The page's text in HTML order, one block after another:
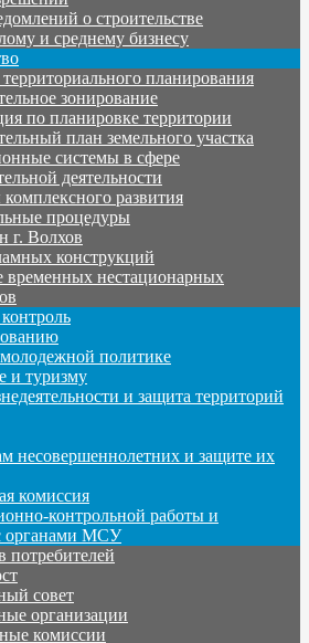
о строительстве
и среднему бизнесу
планирования
зонирование
по планировке территории
план земельного участка
системы в сфере
деятельности
развития
процедуры
г. Волхов
конструкций
временных нестационарных
политике
и туризму
и защита территорий
несовершеннолетних и защите их
комиссия
контрольной работы и
органами МСУ
потребителей
совет
организации
комиссии